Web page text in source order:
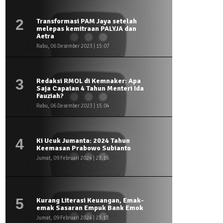
2
Transformasi PAM Jaya setelah
melepas kemitraan PALYJA dan
Aetra
Rabu, 06 Desember 2023 | 15:07
3
Redaksi RMOL di Kemnaker: Apa
Saja Capaian 4 Tahun Menteri Ida
Fauziah?
Rabu, 06 Desember 2023 | 15:04
4
Ki Ucuk Jumanta: 2024 Tahun
Keemasan Prabowo Subianto
Jumat, 09 Februari 2024 | 23:16
5
Kurang Literasi Keuangan, Emak-
emak Sasaran Empuk Bank Emok
Jumat, 09 Februari 2024 | 23:13